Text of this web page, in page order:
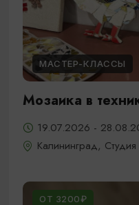
МАСТЕР-КЛАССЫ
Мозаика в
19.07.2026 -
Калининград, Студия
ОТ 3200₽